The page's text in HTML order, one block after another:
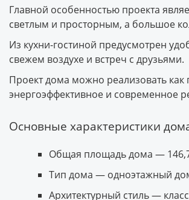
Главной особенностью проекта
светлым и просторным, а большое
Из кухни-гостиной предусмотрен
свежем воздухе и встреч с друзьями.
Проект дома можно реализовать как
энергоэффективное и современное
Основные характеристики
Общая площадь дома —
Тип дома — одноэтажный
Архитектурный стиль —